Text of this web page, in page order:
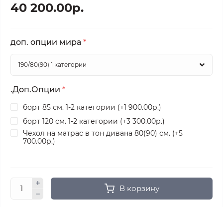
40 200.00р.
доп. опции мира *
.Доп.Опции *
борт 85 см. 1-2 категории (+1 900.00р.)
борт 120 см. 1-2 категории (+3 300.00р.)
Чехол на матрас в тон дивана 80(90) см. (+5
700.00р.)
В корзину